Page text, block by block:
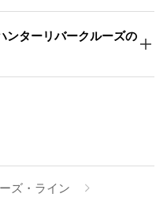
ンターリバークルーズの
ズ・ライン